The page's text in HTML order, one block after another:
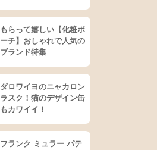
もらって嬉しい【化粧ポ
ーチ】おしゃれで人気の
ブランド特集
ダロワイヨのニャカロン
ラスク！猫のデザイン缶
もカワイイ！
フランク ミュラー パテ